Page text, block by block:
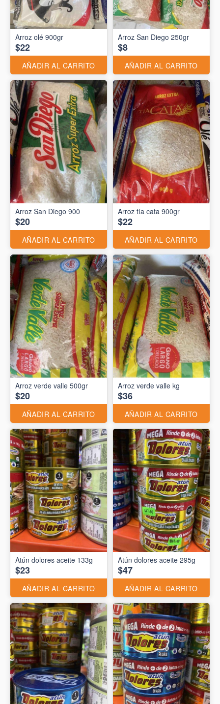
Arroz olé 900gr
$22
AÑADIR AL CARRITO
Arroz San Diego 250gr
$8
AÑADIR AL CARRITO
Arroz San Diego 900
$20
AÑADIR AL CARRITO
Arroz tía cata 900gr
$22
AÑADIR AL CARRITO
Arroz verde valle 500gr
$20
AÑADIR AL CARRITO
Arroz verde valle kg
$36
AÑADIR AL CARRITO
Atún dolores aceite 133g
$23
AÑADIR AL CARRITO
Atún dolores aceite 295g
$47
AÑADIR AL CARRITO